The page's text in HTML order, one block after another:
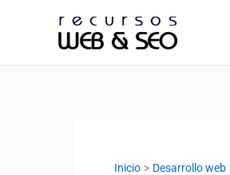
Inicio Desarrollo web